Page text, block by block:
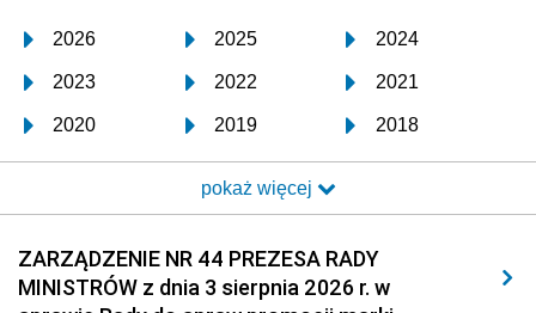
2026 2025 2024
2023 2022 2021
2020 2019 2018
2017 2016 2015
2014 2013 2012
2011 2010 2009
2008 2007 2006
pokaż więcej
ZARZĄDZENIE NR 44 PREZESA RADY
MINISTRÓW z dnia 3 sierpnia 2026 r. w